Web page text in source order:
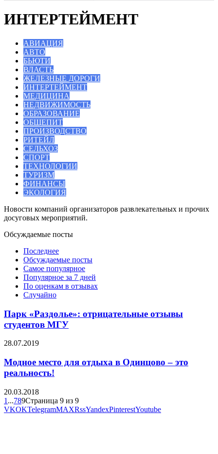
ИНТЕРТЕЙМЕНТ
АВИАЦИЯ
АВТО
БЬЮТИ
ВЛАСТЬ
ЖЕЛЕЗНЫЕ ДОРОГИ
ИНТЕРТЕЙМЕНТ
МЕДИЦИНА
НЕДВИЖИМОСТЬ
ОБРАЗОВАНИЕ
ОБЩЕПИТ
ПРОИЗВОДСТВО
РИТЕЙЛ
СЕЛЬХОЗ
СПОРТ
ТЕХНОЛОГИИ
ТУРИЗМ
ФИНАНСЫ
ЭКОЛОГИЯ
Новости компаний организаторов развлекательных и прочих
досуговых мероприятий.
Обсуждаемые посты
Последнее
Обсуждаемые посты
Самое популярное
Популярное за 7 дней
По оценкам в отзывах
Случайно
Парк «Раздолье»: отрицательные отзывы
студентов МГУ
28.07.2019
Модное место для отдыха в Одинцово – это
реальность!
20.03.2018
1 ...789Страница 9 из 9
VKOKTelegramMAXRssYandexPinterestYoutube